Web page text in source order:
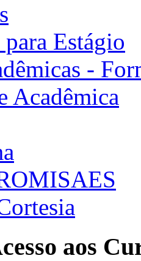
Estágio
-
Acadêmica
aos